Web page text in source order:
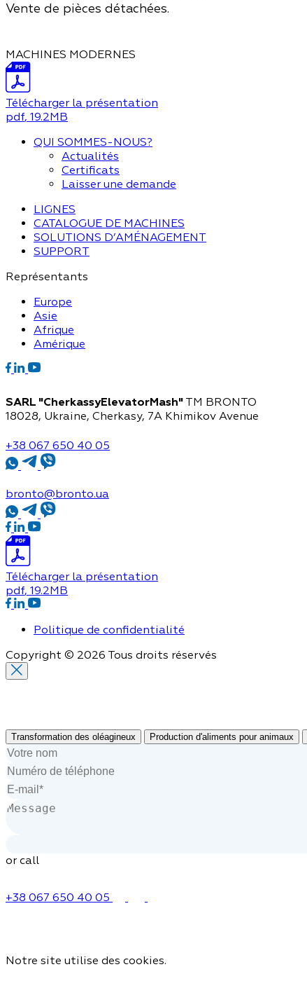
Vente de pièces détachées.
MACHINES MODERNES
Télécharger la présentation
pdf, 19.2MB
QUI SOMMES-NOUS?
Actualités
Certificats
Laisser une demande
LIGNES
CATALOGUE DE MACHINES
SOLUTIONS D’AMÉNAGEMENT
SUPPORT
Représentants
Europe
Asie
Afrique
Amérique
SARL "CherkassyElevatorMash" TM BRONTO
18028, Ukraine, Cherkasy, 7A Khimikov Avenue
+38 067 650 40 05
bronto@bronto.ua
Télécharger la présentation
pdf, 19.2MB
Politique de confidentialité
Copyright © 2026 Tous droits réservés
Transformation des oléagineux Production d'aliments pour animaux
or call
+38 067 650 40 05
Notre site utilise des cookies.